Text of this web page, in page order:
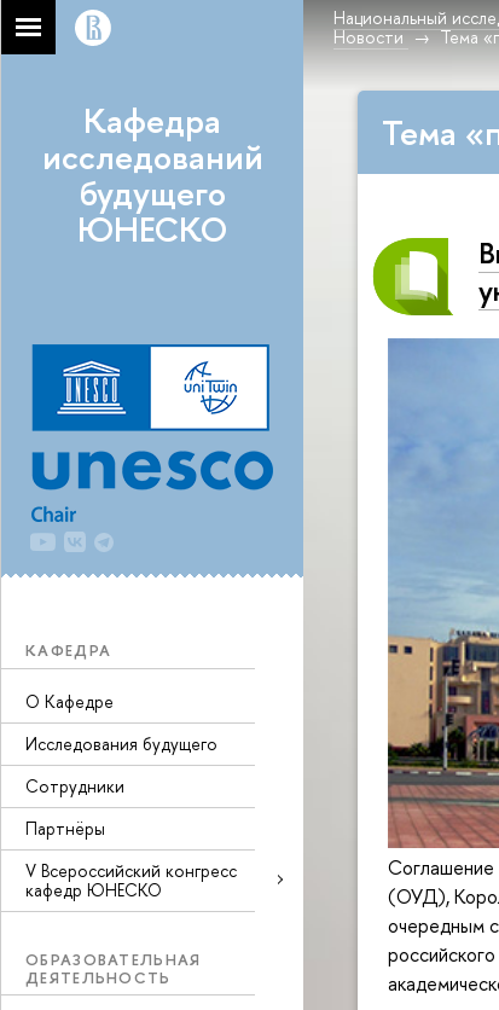
Национальный
Новости
Тема
Кафедра
исследований
будущего
ЮНЕСКО
КАФЕДРА
О Кафедре
Исследования будущего
Сотрудники
Партнёры
V Всероссийский конгресс
кафедр ЮНЕСКО
ОБРАЗОВАТЕЛЬНАЯ
ДЕЯТЕЛЬНОСТЬ
Тема
(ОУД),
очередным